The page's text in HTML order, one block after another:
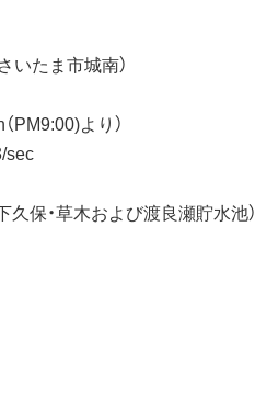
たま市城南）
PM9:00)より）
sec
久保・草木および渡良瀬貯水池）